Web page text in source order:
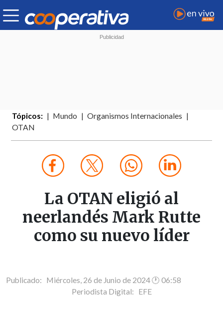
Tópicos: Mundo
Organismos Internacionales
OTAN
La OTAN eligió al
neerlandés Mark Rutte
como su nuevo líder
Publicado: Miércoles, 26 de Junio de 2024 🕐 06:58
Periodista Digital: EFE